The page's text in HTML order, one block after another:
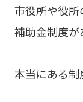
市役所や役
補助金制度
本当にある